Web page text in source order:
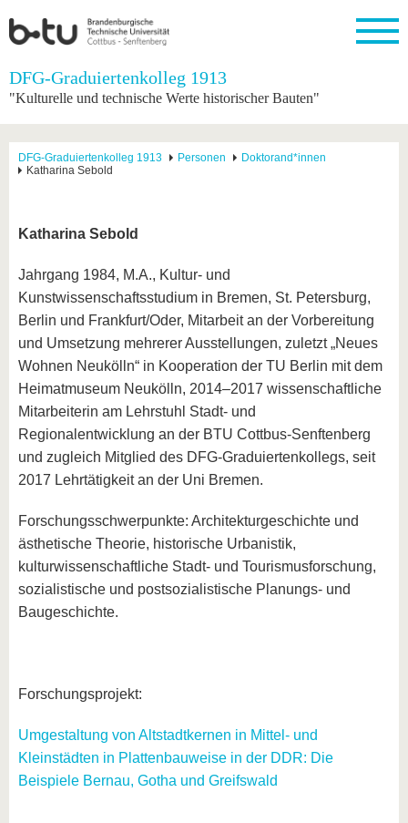
Startseite
Struktur
Engagement
Strukturwandel
Forschung
Studium
dem
Studium
Profil
Mit der
Ausland
Für
internationale
Studierende
Kontakt
Fachkräfte
Innovative
Transferprojekte
Lernen
Sie uns
kennen
BTU &
erleben
DFG-Graduiertenkolleg 1913
"Kulturelle und technische Werte historischer Bauten"
DFG-Graduiertenkolleg 1913 Personen
Doktorand*innen
Katharina Sebold
Katharina Sebold
Jahrgang 1984, M.A., Kultur- und
Kunstwissenschaftsstudium in Bremen, St. Petersburg,
Berlin und Frankfurt/Oder, Mitarbeit an der Vorbereitung
und Umsetzung mehrerer Ausstellungen, zuletzt „Neues
Wohnen Neukölln“ in Kooperation der TU Berlin mit dem
Heimatmuseum Neukölln, 2014–2017 wissenschaftliche
Mitarbeiterin am Lehrstuhl Stadt- und
Regionalentwicklung an der BTU Cottbus-Senftenberg
und zugleich Mitglied des DFG-Graduiertenkollegs, seit
2017 Lehrtätigkeit an der Uni Bremen.
Forschungsschwerpunkte: Architekturgeschichte und
ästhetische Theorie, historische Urbanistik,
kulturwissenschaftliche Stadt- und Tourismusforschung,
sozialistische und postsozialistische Planungs- und
Baugeschichte.
Forschungsprojekt:
Umgestaltung von Altstadtkernen in Mittel- und
Kleinstädten in Plattenbauweise in der DDR: Die
Beispiele Bernau, Gotha und Greifswald